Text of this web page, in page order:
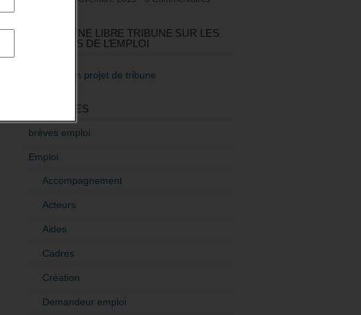
RÉDIGEZ UNE LIBRE TRIBUNE SUR LES
POLITIQUES DE L’EMPLOI
>Décrire mon projet de tribune
CATÉGORIES
brèves emploi
Emploi
Accompagnement
Acteurs
Aides
Cadres
Création
Demandeur emploi